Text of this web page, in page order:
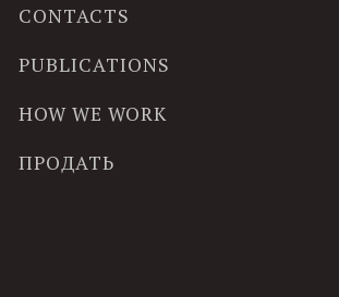
CONTACTS
PUBLICATIONS
HOW WE WORK
ПРОДАТЬ